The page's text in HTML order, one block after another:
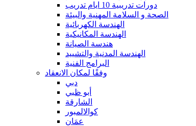
دورات تدريبية 10 ايام تدريب
الصحة و السلامة المهنية والبيئة
الهندسة الكهربائية
الهندسة المكانيكية
هندسة الصيانة
الهندسة المدنية والتشييد
البرامج الفنية
وفقًا لمكان الانعقاد
دبي
أبو ظبي
الشارقة
كوالالمبور
عمَان